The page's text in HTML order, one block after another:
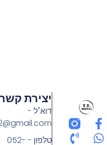
יצירת
דוא"ל -
טלפון - 052-